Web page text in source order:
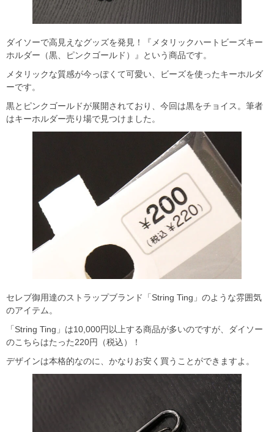
ダイソーで高見えなグッズを発見！『メタリックハートビーズキー
ホルダー（黒、ピンクゴールド）』という商品です。
メタリックな質感が今っぽくて可愛い、ビーズを使ったキーホルダ
ーです。
黒とピンクゴールドが展開されており、今回は黒をチョイス。筆者
はキーホルダー売り場で見つけました。
セレブ御用達のストラップブランド「String Ting」のような雰囲気
のアイテム。
「String Ting」は10,000円以上する商品が多いのですが、ダイソー
のこちらはたった220円（税込）！
デザインは本格的なのに、かなりお安く買うことができますよ。